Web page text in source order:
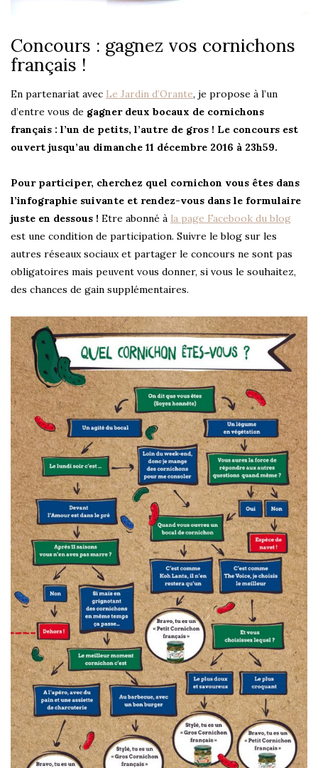
Concours : gagnez vos cornichons
français !
En partenariat avec Le Jardin d’Orante, je propose à l’un
d’entre vous de gagner deux bocaux de cornichons
français : l’un de petits, l’autre de gros ! Le concours est
ouvert jusqu’au dimanche 11 décembre 2016 à 23h59.
Pour participer, cherchez quel cornichon vous êtes dans
l’infographie suivante et rendez-vous dans le formulaire
juste en dessous ! Etre abonné à la page Facebook du blog
est une condition de participation. Suivre le blog sur les
autres réseaux sociaux et partager le concours ne sont pas
obligatoires mais peuvent vous donner, si vous le souhaitez,
des chances de gain supplémentaires.